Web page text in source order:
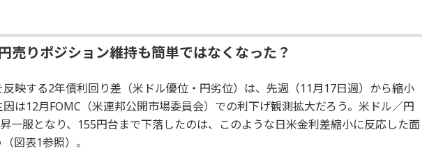
売りポジション維持も簡単ではなくなった？
反映する2年債利回り差（米ドル優位・円劣位）は、先週（11月17日週）から縮小
は12月FOMC（米連邦公開市場委員会）での利下げ観測拡大だろう。米ドル／円
一服となり、155円台まで下落したのは、このような日米金利差縮小に反応した面
図表1参照）。